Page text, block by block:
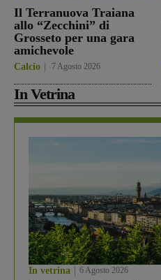
Il Terranuova Traiana
allo “Zecchini” di
Grosseto per una gara
amichevole
Calcio 7 Agosto 2026
In Vetrina
In vetrina 6 Agosto 2026